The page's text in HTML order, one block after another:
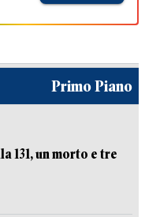
Primo Piano
131, un morto e tre